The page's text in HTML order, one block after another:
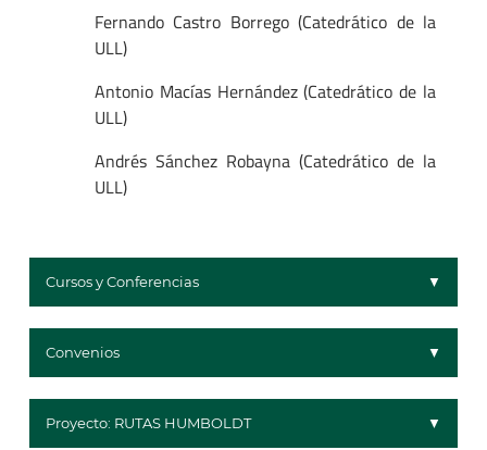
Fernando Castro Borrego (Catedrático de la
ULL)
Antonio Macías Hernández (Catedrático de la
ULL)
Andrés Sánchez Robayna (Catedrático de la
ULL)
Cursos y Conferencias
Convenios
Proyecto: RUTAS HUMBOLDT